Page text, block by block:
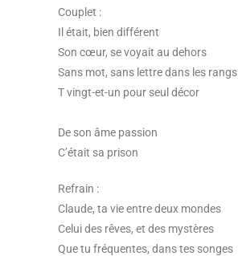
Couplet :
Il était, bien différent
Son cœur, se voyait au dehors
Sans mot, sans lettre dans les rangs
T vingt-et-un pour seul décor
De son âme passion
C’était sa prison
Refrain :
Claude, ta vie entre deux mondes
Celui des rêves, et des mystères
Que tu fréquentes, dans tes songes